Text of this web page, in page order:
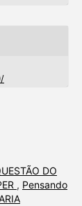
DO
, Pensando